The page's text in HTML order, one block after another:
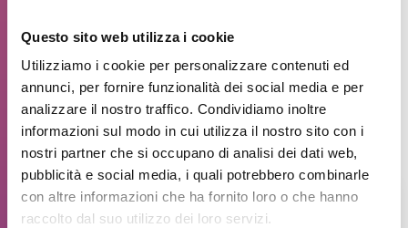
Questo sito web utilizza i cookie
Utilizziamo i cookie per personalizzare contenuti ed
annunci, per fornire funzionalità dei social media e per
analizzare il nostro traffico. Condividiamo inoltre
informazioni sul modo in cui utilizza il nostro sito con i
nostri partner che si occupano di analisi dei dati web,
pubblicità e social media, i quali potrebbero combinarle
con altre informazioni che ha fornito loro o che hanno
raccolto dal suo utilizzo dei loro servizi.
Ampio parcheggio con due punti di
ricarica per auto elettriche.